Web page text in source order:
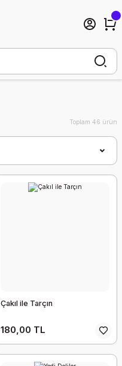
Toplam 46 ürün
Çakıl ile Tarçın
180,00 TL